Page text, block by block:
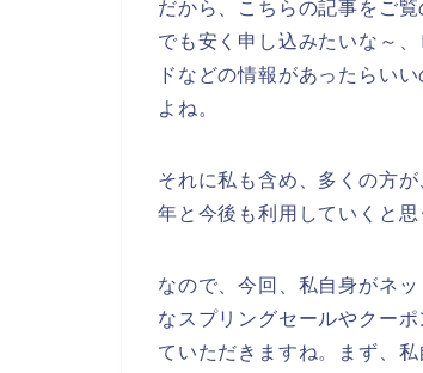
だから、こちらの記事をご
でも安く申し込みたいな～
ドなどの情報があったらい
よね。
それに私も含め、多くの方
年と今後も利用していくと思
なので、今回、私自身がネ
なスプリングセールやクー
ていただきますね。まず、